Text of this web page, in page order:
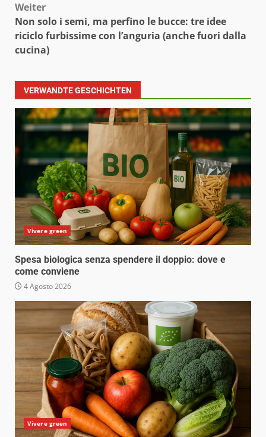
Weiter
Non solo i semi, ma perfino le bucce: tre idee
riciclo furbissime con l’anguria (anche fuori dalla
cucina)
VERWANDTE GESCHICHTEN
Vivere green
Spesa biologica senza spendere il doppio: dove e
come conviene
4 Agosto 2026
Vivere green